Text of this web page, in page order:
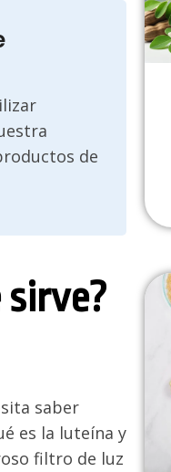
de
sirve?
saber
es la luteína y
filtro de luz